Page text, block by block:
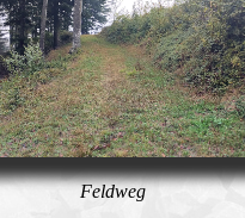
Feldweg